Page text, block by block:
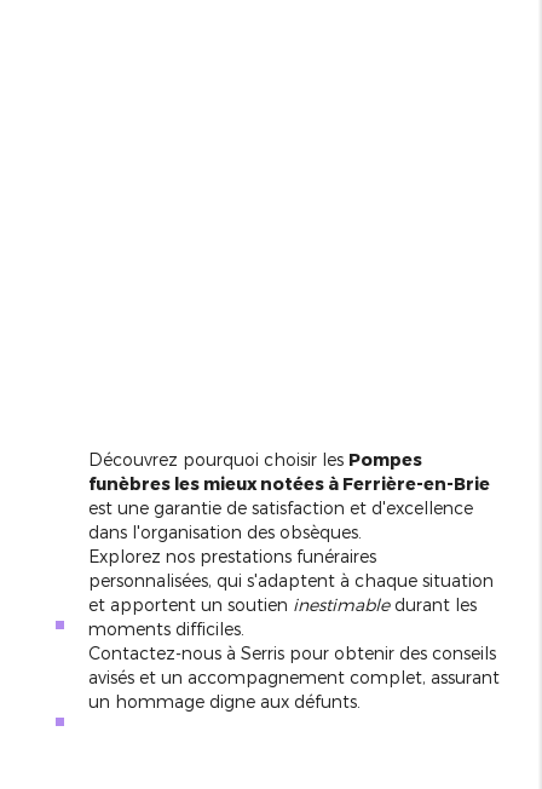
Découvrez pourquoi choisir les Pompes
funèbres les mieux notées à Ferrière-en-Brie
est une garantie de satisfaction et d'excellence
dans l'organisation des obsèques.
Explorez nos prestations funéraires
personnalisées, qui s'adaptent à chaque situation
et apportent un soutien inestimabledurant les
moments difficiles.
Contactez-nous à Serris pour obtenir des conseils
avisés et un accompagnement complet, assurant
un hommage digne aux défunts.